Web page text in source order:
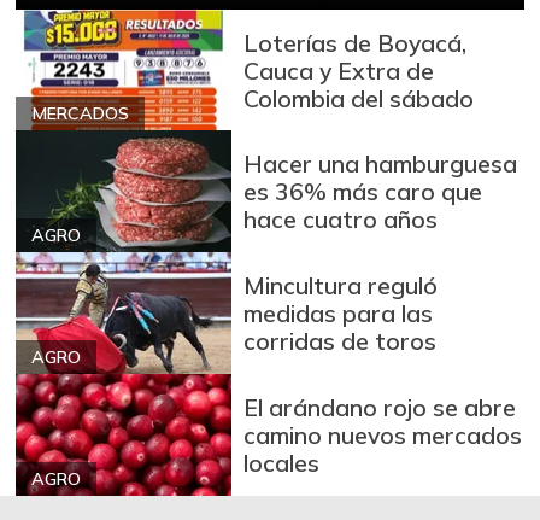
MERCADOS
Loterías de Boyacá,
Cauca y Extra de
Colombia del sábado
AGRO
Hacer una hamburguesa
es 36% más caro que
hace cuatro años
AGRO
Mincultura reguló
medidas para las
corridas de toros
AGRO
El arándano rojo se abre
camino nuevos mercados
locales